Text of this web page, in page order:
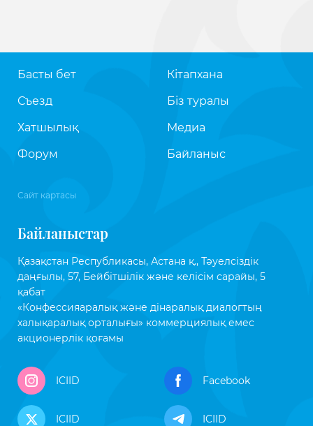
Басты бет
Съезд
Хатшылық
Форум
Кітапхана
Біз туралы
Медиа
Байланыс
Сайт картасы
Байланыстар
Қазақстан Республикасы, Астана қ., Тәуелсіздік
даңғылы, 57, Бейбітшілік және келісім сарайы, 5
қабат
«Конфессияаралық және дінаралық диалогтың
халықаралық орталығы» коммерциялық емес
акционерлік қоғамы
ICIID Facebook
ICIID ICIID